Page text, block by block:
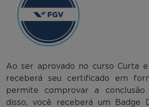
Ao ser aprovado no curso Curta
receberá seu certificado em
permite comprovar a
disso, você receberá um Badge